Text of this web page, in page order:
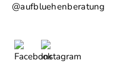
@aufbluehenberatung